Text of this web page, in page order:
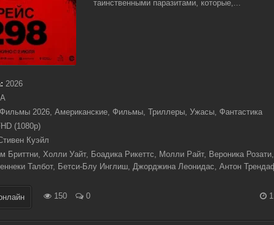
таинственными паразитами, которые,...
2026
Фильмы 2026, Американские, Фильмы, Триллеры, Ужасы, Фантастика
(1080p)
Куэйл
Бриттни, Холли Уайт, Боадика Рикеттс, Молли Райт, Вероника
Талбот, Бетси-Блу Инглиш, Джорджина Леонидас, Антон
150 0